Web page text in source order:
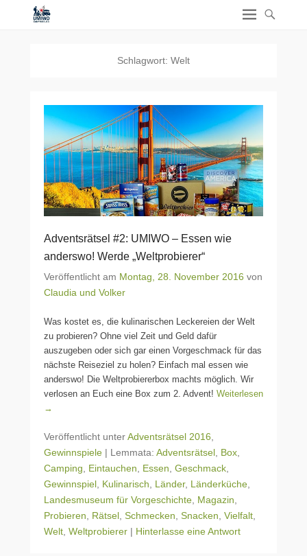
Schlagwort: Welt
Adventsrätsel #2: UMIWO – Essen wie
anderswo! Werde „Weltprobierer“
Veröffentlicht am Montag, 28. November 2016 von
Claudia und Volker
Was kostet es, die kulinarischen Leckereien der Welt
zu probieren? Ohne viel Zeit und Geld dafür
auszugeben oder sich gar einen Vorgeschmack für das
nächste Reiseziel zu holen? Einfach mal essen wie
anderswo! Die Weltprobiererbox machts möglich. Wir
verlosen an Euch eine Box zum 2. Advent! Weiterlesen
→
Veröffentlicht unterAdventsrätsel 2016
Gewinnspiele | Lemmata: Adventsrätsel Box
Camping
Eintauchen Essen Geschmack
Gewinnspiel Kulinarisch Länder, Länderküche
Landesmuseum für Vorgeschichte Magazin
Probieren
Rätsel Schmecken Snacken Vielfalt
Welt Weltprobierer | Hinterlasse eine Antwort